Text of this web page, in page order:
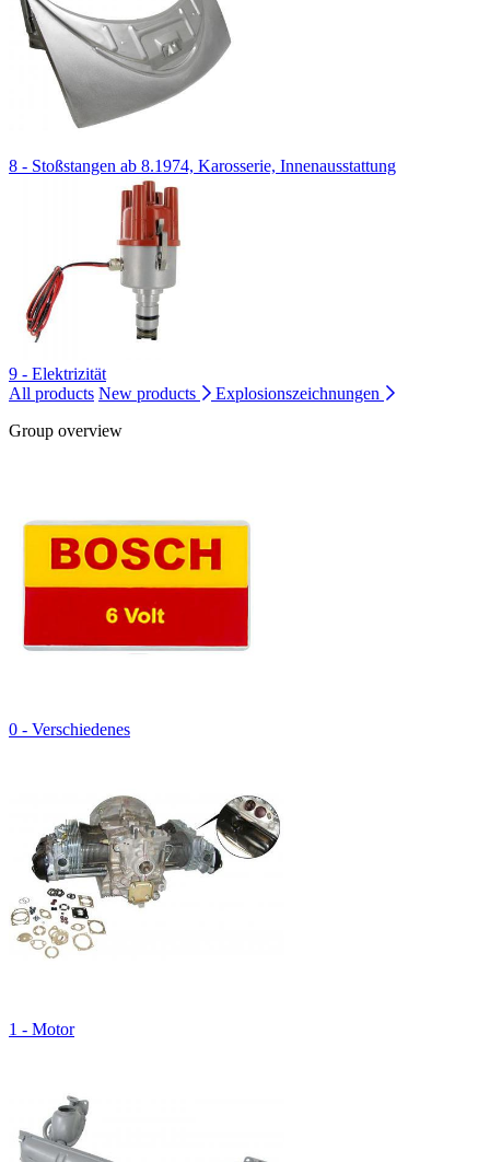
8 - Stoßstangen ab 8.1974, Karosserie, Innenausstattung
9 - Elektrizität
All products New products
Explosionszeichnungen
Group overview
0 - Verschiedenes
1 - Motor